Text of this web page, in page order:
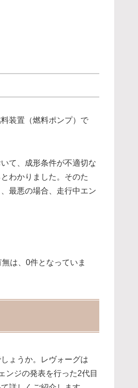
装置（燃料ポンプ）で
て、成形条件が不適切な
わかりました。そのた
最悪の場合、走行中エン
は、0件となっていま
ょうか。レヴォーグは
ンジの発表を行った2代目